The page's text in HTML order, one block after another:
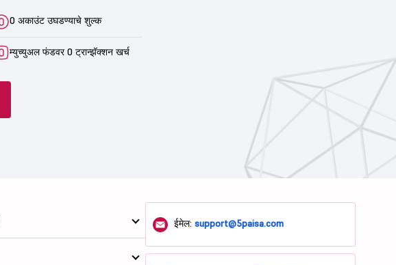
0 अकाउंट उघडण्याचे शुल्क
म्युच्युअल फंडवर 0 ट्रान्झॅक्शन खर्च
ईमेल:support@5paisa.com